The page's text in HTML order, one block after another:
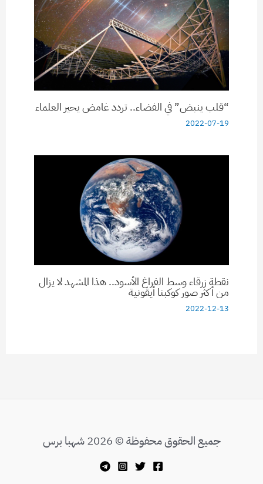
“قلب ينبض” في الفضاء.. تردد غامض يحير العلماء
2022-07-19
نقطة زرقاء وسط الفراغ الأسود.. هذا المشهد لا يزال
من أكثر صور كوكبنا أيقونية
2022-12-13
جميع الحقوق محفوظة © 2026 شهبا برس